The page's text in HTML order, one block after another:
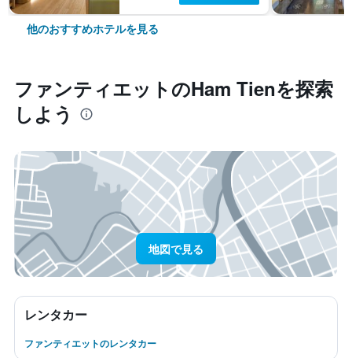
他のおすすめホテルを見る
ファンティエット​のHam Tien​を探索
しよう
地図で見る
レンタカー
ファンティエットのレンタカー